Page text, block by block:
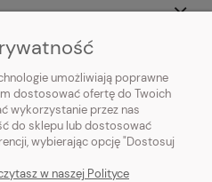
i artykuły dekoracyjne do domu
prowansalskim, boho, shabby
umożliwiają poprawne
dostosować ofertę do Twoich
wykorzystanie przez nas
do sklepu lub dostosować
wybierając opcję "Dostosuj
w naszej Polityce